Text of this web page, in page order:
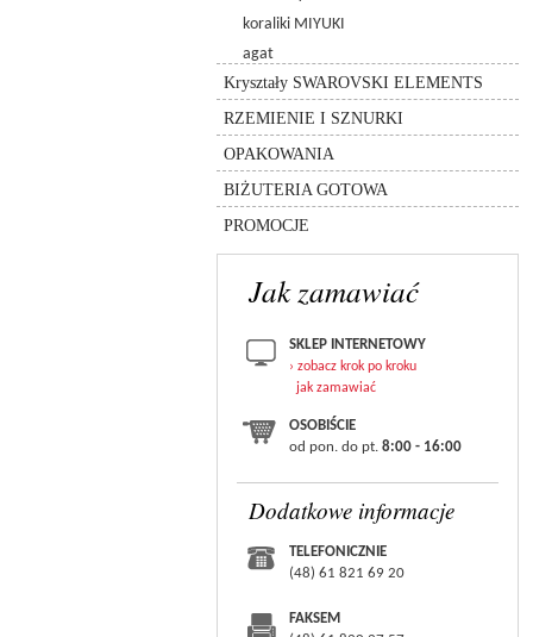
koraliki MIYUKI
agat
Kryształy SWAROVSKI ELEMENTS
zawieszki
6480 - spike pendant
6049
koraliki (beads)
8558-lighting collection
przekładki
RZEMIENIE I SZNURKI
rzemień
silikon
sznurki
OPAKOWANIA
inne
pudełka
torebki
BIŻUTERIA GOTOWA
łańcuszki
inne
bransolety
zestawy
PROMOCJE
Jak zamawiać
SKLEP INTERNETOWY
› zobacz krok po kroku
jak zamawiać
OSOBIŚCIE
od pon. do pt. 8:00 - 16:00
Dodatkowe informacje
TELEFONICZNIE
(48) 61 821 69 20
FAKSEM